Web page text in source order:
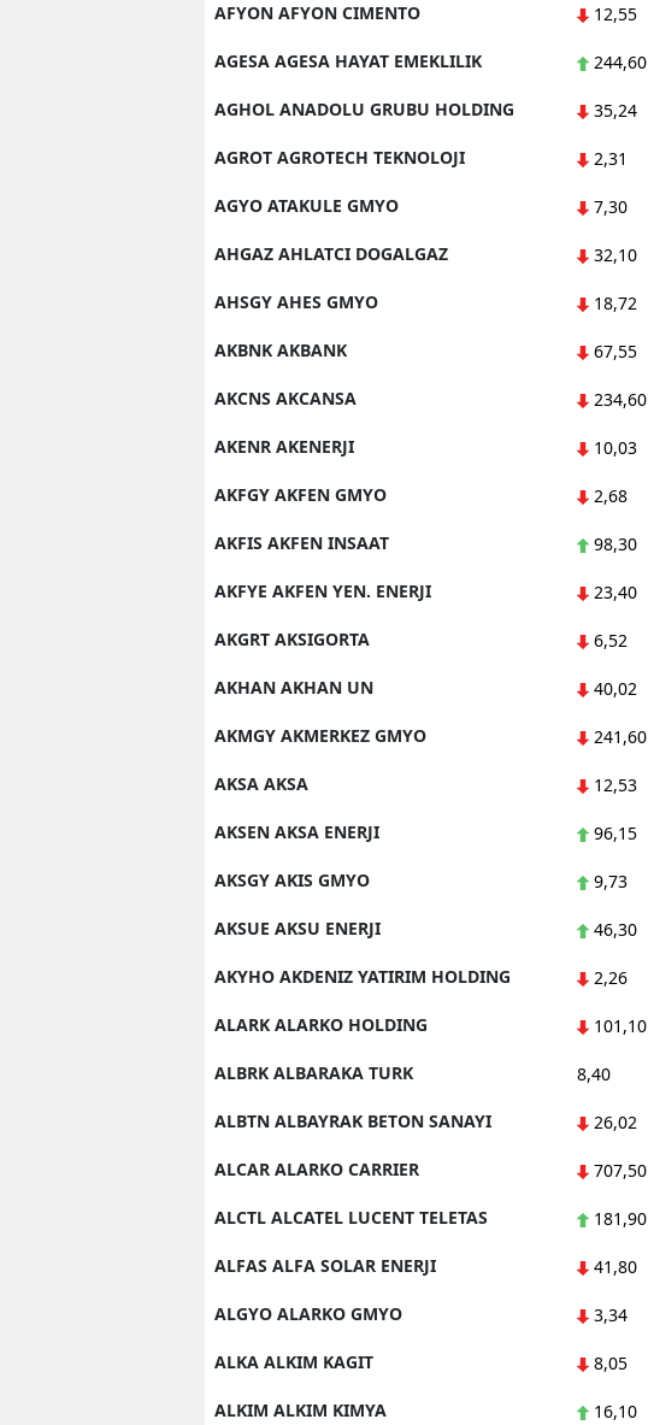
AFYON AFYON CIMENTO 12,55
AGESA AGESA HAYAT EMEKLILIK 244,60
AGHOL ANADOLU GRUBU HOLDING 35,24
AGROT AGROTECH TEKNOLOJI 2,31
AGYO ATAKULE GMYO 7,30
AHGAZ AHLATCI DOGALGAZ 32,10
AHSGY AHES GMYO 18,72
AKBNK AKBANK 67,55
AKCNS AKCANSA 234,60
AKENR AKENERJI 10,03
AKFGY AKFEN GMYO 2,68
AKFIS AKFEN INSAAT 98,30
AKFYE AKFEN YEN. ENERJI 23,40
AKGRT AKSIGORTA 6,52
AKHAN AKHAN UN 40,02
AKMGY AKMERKEZ GMYO 241,60
AKSA AKSA 12,53
AKSEN AKSA ENERJI 96,15
AKSGY AKIS GMYO 9,73
AKSUE AKSU ENERJI 46,30
AKYHO AKDENIZ YATIRIM HOLDING 2,26
ALARK ALARKO HOLDING 101,10
ALBRK ALBARAKA TURK 8,40
ALBTN ALBAYRAK BETON SANAYI 26,02
ALCAR ALARKO CARRIER 707,50
ALCTL ALCATEL LUCENT TELETAS 181,90
ALFAS ALFA SOLAR ENERJI 41,80
ALGYO ALARKO GMYO 3,34
ALKA ALKIM KAGIT 8,05
ALKIM ALKIM KIMYA 16,10